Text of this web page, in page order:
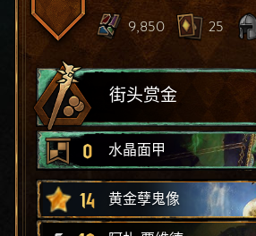
9,850 25
街头赏金
0 水晶面甲
14 黄金孽鬼像